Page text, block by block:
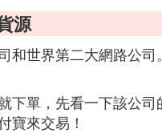
源
世界第二大網路公司。
下單，先看一下該公
寶來交易！